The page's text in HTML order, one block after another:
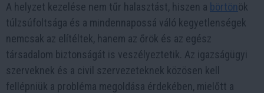
A helyzet kezelése nem tűr halasztást, hiszen a börtönök
túlzsúfoltsága és a mindennapossá váló kegyetlenségek
nemcsak az elítéltek, hanem az őrök és az egész
társadalom biztonságát is veszélyeztetik. Az igazságügyi
szerveknek és a civil szervezeteknek közösen kell
fellépniük a probléma megoldása érdekében, mielőtt a